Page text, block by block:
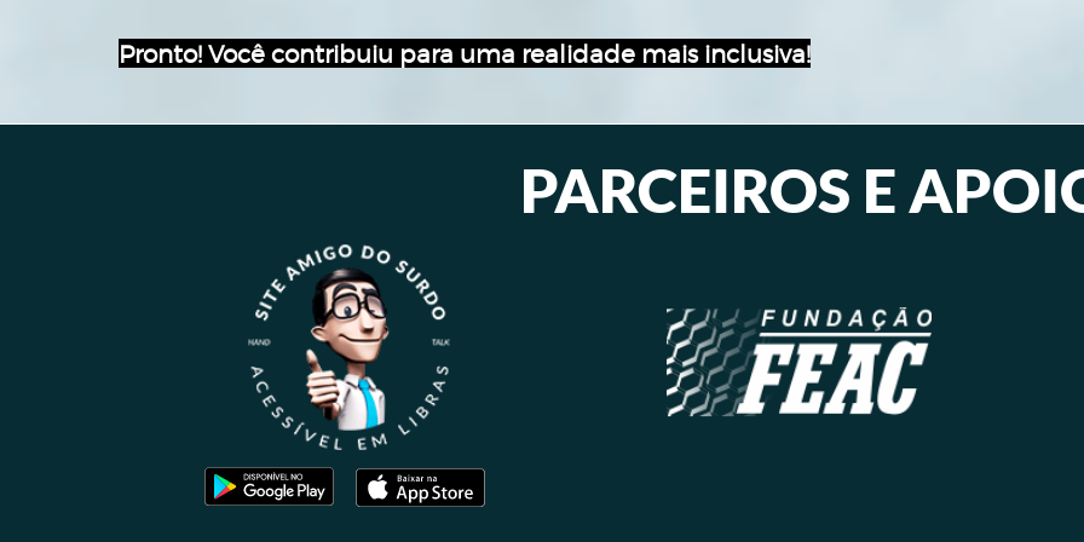
Pronto! Você contribuiu para uma realidade mais inclusiva!
PARCEIROS E